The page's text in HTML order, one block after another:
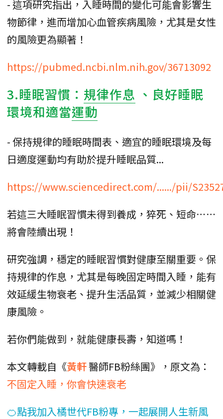
- 這項研究指出，入睡時間的變化可能會影響生
物節律，進而增加心血管疾病風險，尤其是女性
的風險更為顯著！
https://pubmed.ncbi.nlm.nih.gov/36713092
3.睡眠習慣： 規律作息 、良好睡眠
環境和適當運動
- 保持規律的睡眠時間表、適宜的睡眠環境及每
日適度運動均有助於提升睡眠品質...
https://www.sciencedirect.com/....../pii/
若這三大睡眠習慣未得到養成，猝死、短命⋯⋯
將會陸續出現！
研究強調，穩定的睡眠習慣對健康至關重要。保
持規律的作息，尤其是每晚固定時間入睡，能有
效延緩生物衰老、提升生活品質，並減少相關健
康風險。
若你們能做到，就能健康長壽，知道嗎！
本文轉載自《黃軒醫師FB粉絲團》，原文為：
不固定入睡，你會快速衰老
🍊點我加入橘世代FB粉專，一起展開人生新風